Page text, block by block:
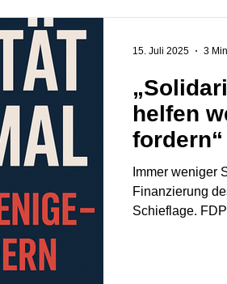
helfen
fordern“
Immer weniger
Finanzierung
Schieflage.
15. Juli 2025 3